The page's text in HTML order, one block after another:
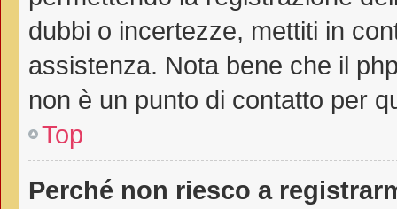
dubbi o incertezze, mettiti in
assistenza. Nota bene che il
non è un punto di contatto per
Top
Perché non riesco a